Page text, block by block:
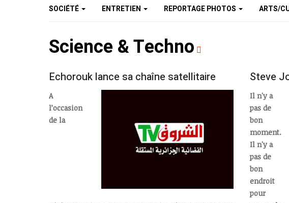
SOCIÉTÉ ENTRETIEN REPORTAGE PHOTOS ARTS/
Science & Techno
Echorouk lance sa chaîne satellitaire
A
l’occasion
de la
Steve
Il n'y a
pas de
bon
moment.
Il n'y a
pas de
bon
endroit
pour